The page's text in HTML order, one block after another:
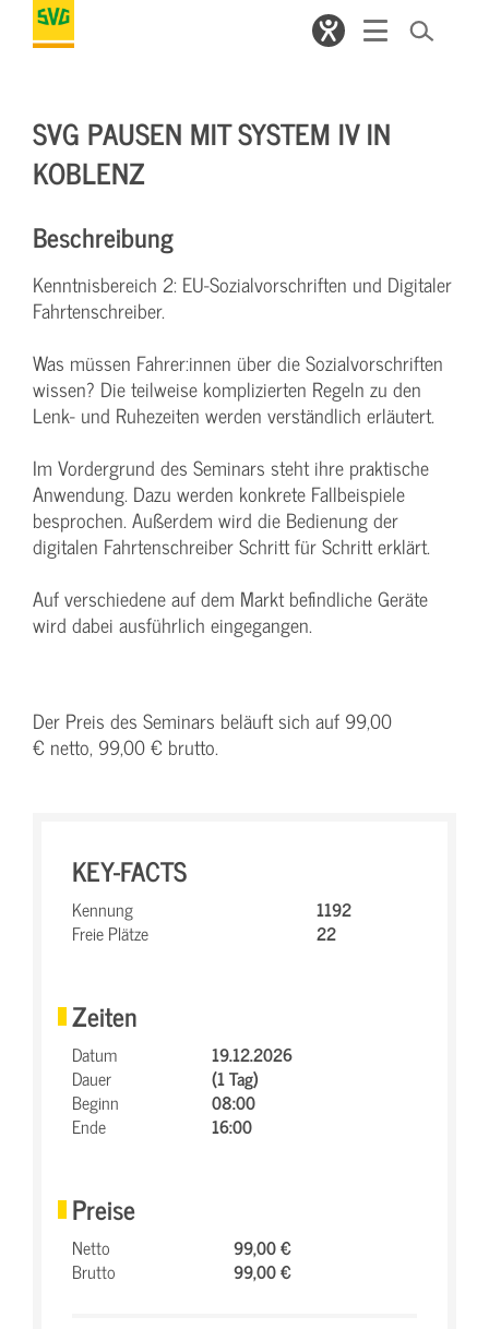
SVG PAUSEN MIT SYSTEM IV IN
KOBLENZ
Beschreibung
Kenntnisbereich 2: EU-Sozialvorschriften und Digitaler
Fahrtenschreiber.
Was müssen Fahrer:innen über die Sozialvorschriften
wissen? Die teilweise komplizierten Regeln zu den
Lenk- und Ruhezeiten werden verständlich erläutert.
Im Vordergrund des Seminars steht ihre praktische
Anwendung. Dazu werden konkrete Fallbeispiele
besprochen. Außerdem wird die Bedienung der
digitalen Fahrtenschreiber Schritt für Schritt erklärt.
Auf verschiedene auf dem Markt befindliche Geräte
wird dabei ausführlich eingegangen.
Der Preis des Seminars beläuft sich auf 99,00
€ netto, 99,00 € brutto.
KEY-FACTS
Kennung
1192
Freie Plätze
22
Zeiten
Datum
19.12.2026
Dauer
(1 Tag)
Beginn
08:00
Ende
16:00
Preise
Netto
99,00 €
Brutto
99,00 €